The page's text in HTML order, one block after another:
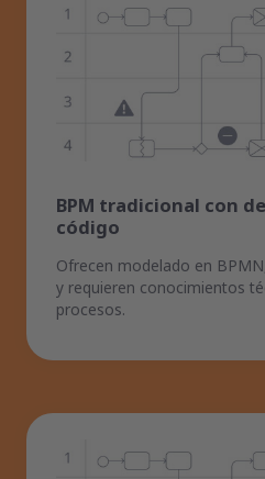
BPM tradicional con
código
Ofrecen modelado en
y requieren conocimientos
procesos.